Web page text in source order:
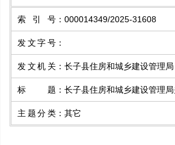
索引号 ： 000014349/2025-31608
发文字号 ：
发文机关 ： 长子县住房和城乡建设管理局
标题 ： 长子县住房和城乡建设管理
主题分类 ： 其它